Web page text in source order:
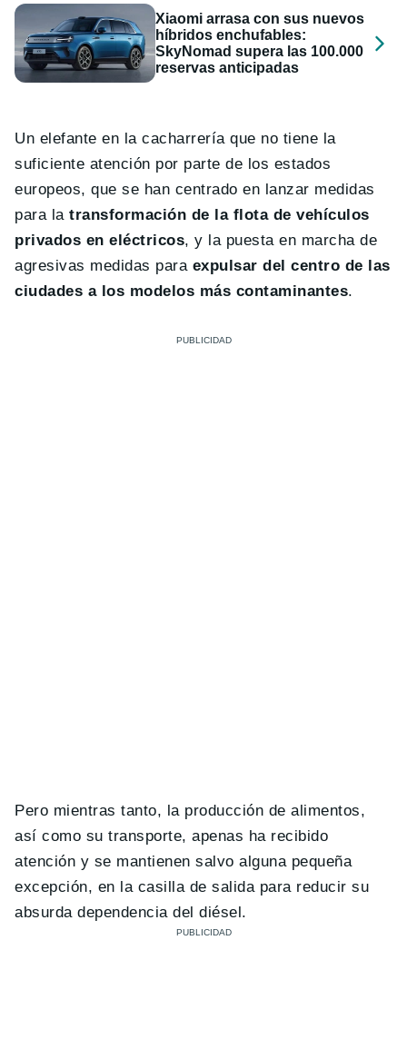
Xiaomi arrasa con sus nuevos
híbridos enchufables:
SkyNomad supera las 100.000
reservas anticipadas
Un elefante en la cacharrería que no tiene la
suficiente atención por parte de los estados
europeos, que se han centrado en lanzar medidas
para latransformación de la flota de vehículos
privados en eléctricos, y la puesta en marcha de
agresivas medidas paraexpulsar del centro de las
ciudades a los modelos más contaminantes.
Pero mientras tanto, la producción de alimentos,
así como su transporte, apenas ha recibido
atención y se mantienen salvo alguna pequeña
excepción, en la casilla de salida para reducir su
absurda dependencia del diésel.